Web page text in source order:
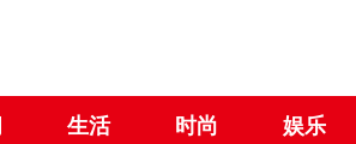
生活 时尚 娱乐